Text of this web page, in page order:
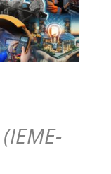
(IEME-